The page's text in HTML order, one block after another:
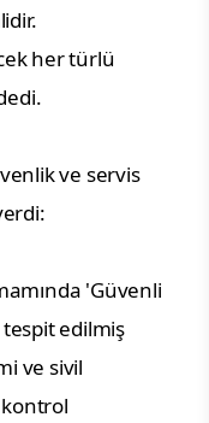
her türlü
ve servis
'Güvenli
edilmiş
ve sivil
kontrol